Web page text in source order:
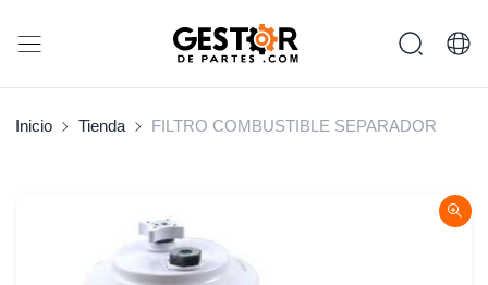
Inicio Tienda FILTRO COMBUSTIBLE SEPARADOR